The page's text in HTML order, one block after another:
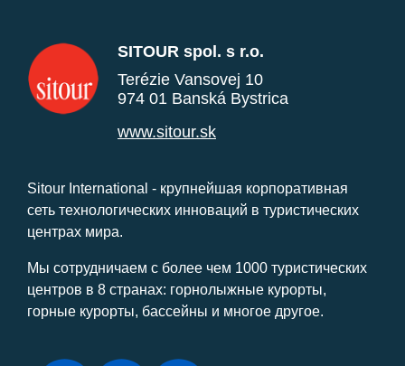
SITOUR spol. s r.o.
Terézie Vansovej 10
974 01 Banská Bystrica
www.sitour.sk
Sitour International - крупнейшая корпоративная
сеть технологических инноваций в туристических
центрах мира.
Мы сотрудничаем с более чем 1000 туристических
центров в 8 странах: горнолыжные курорты,
горные курорты, бассейны и многое другое.